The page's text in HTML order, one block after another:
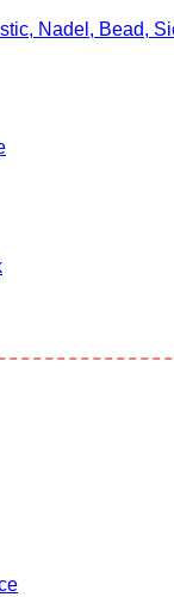
Nadel, Bead,